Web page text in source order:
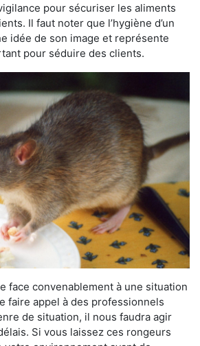
pour sécuriser les aliments
Il faut noter que l’hygiène d’un
idée de son image et représente
pour séduire des clients.
face convenablement à une situation
faire appel à des professionnels
de situation, il nous faudra agir
Si vous laissez ces rongeurs